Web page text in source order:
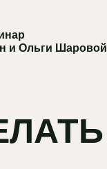
и Ольги Шаровой